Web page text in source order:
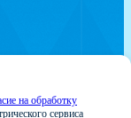
на обработку
сервиса